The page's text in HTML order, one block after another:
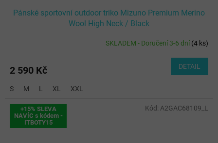
Pánské sportovní outdoor triko Mizuno Premium Merino
Wool High Neck / Black
SKLADEM - Doručení 3-6 dní(4 ks)
2 590 Kč DETAIL
S M L XL XXL
+15% SLEVA
NAVÍC s kódem -
ITBOTY15
Kód: A2GAC68109_L